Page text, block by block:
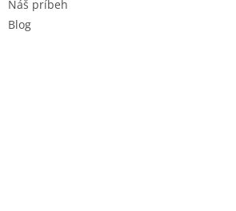
Náš príbeh
Blog